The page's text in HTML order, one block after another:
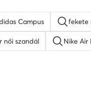
Campus fekete
női szandál Nike Air